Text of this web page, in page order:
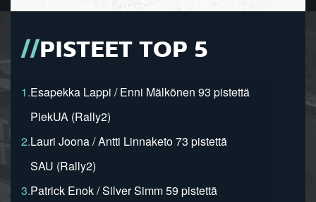
PISTEET TOP 5
1.Esapekka Lappi / Enni Mälkönen 93 pistettä
PiekUA (Rally2)
2.Lauri Joona / Antti Linnaketo 73 pistettä
SAU (Rally2)
3.Patrick Enok / Silver Simm 59 pistettä